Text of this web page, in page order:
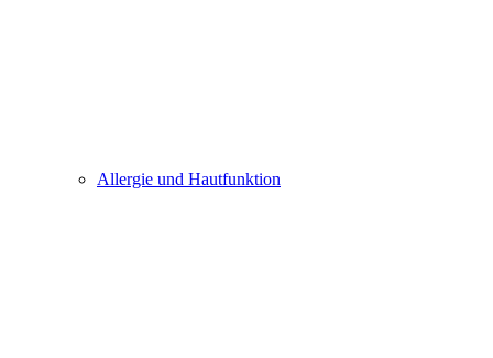
Allergie und Hautfunktion